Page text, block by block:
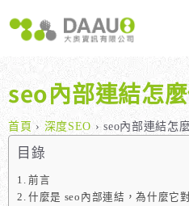
至
內
容
大奧獨家 AISEO矩陣系統｜SEO
八大專業SEO服務：網站流量快
SEO 救星：你的網站沒有自然流
專業SEO撰寫：提升網站SEO自
維基百科：提升品牌形象與SEO
如何開始 SEO？新手指南
SEO 的定義與基本概念
SEO 的運作原理
SEO 的重要性：為什麼企業需要
什麼是白帽SEO、灰帽SEO與黑
seo內部連結怎
首頁 › 深度SEO ›seo內部連結怎
目錄
前言
什麼是 seo內部連結，為什麼它